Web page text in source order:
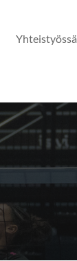
Yhteistyössä